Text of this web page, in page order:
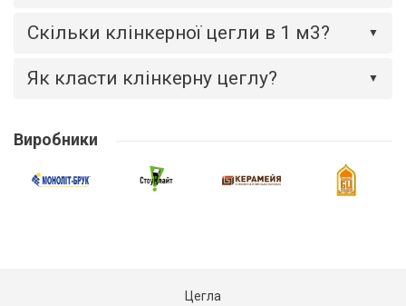
Скільки клінкерної цегли в 1 м3? ▼
Як класти клінкерну цеглу? ▼
Виробники
Цегла